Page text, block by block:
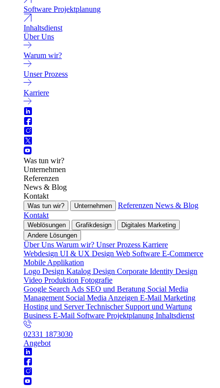
Software Projektplanung
Inhaltsdienst
Über Uns
Warum wir?
Unser Prozess
Karriere
Was tun wir?
Unternehmen
Referenzen
News & Blog
Kontakt
Was tun wir? Unternehmen Referenzen News & Blog
Kontakt
Weblösungen Grafikdesign
Digitales Marketing
Andere Lösungen
Über Uns Warum wir? Unser Prozess Karriere
Webdesign UI & UX Design Web Software E-Commerce
Mobile Applikation
Logo Design Katalog Design Corporate Identity Design
Video Produktion Fotografie
Google Search Ads SEO und Beratung Social Media
Management Social Media Anzeigen E-Mail Marketing
Hosting und ServerTechnischer Support und Wartung
Business E-Mail Software Projektplanung Inhaltsdienst
02331 1873030
Angebot